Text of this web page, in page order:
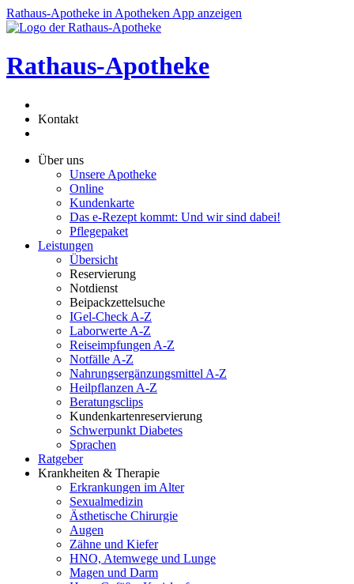
Rathaus-Apotheke in Apotheken App anzeigen
Rathaus-Apotheke
Kontakt
Über uns
Unsere Apotheke
Online
Kundenkarte
Das e-Rezept kommt: Und wir sind dabei!
Pflegepaket
Leistungen
Übersicht
Reservierung
Notdienst
Beipackzettelsuche
IGel-Check A-Z
Laborwerte A-Z
Reiseimpfungen A-Z
Notfälle A-Z
Nahrungsergänzungsmittel A-Z
Heilpflanzen A-Z
Beratungsclips
Kundenkartenreservierung
Schwerpunkt Diabetes
Sprachen
Ratgeber
Krankheiten & Therapie
Erkrankungen im Alter
Sexualmedizin
Ästhetische Chirurgie
Augen
Zähne und Kiefer
HNO, Atemwege und Lunge
Magen und Darm